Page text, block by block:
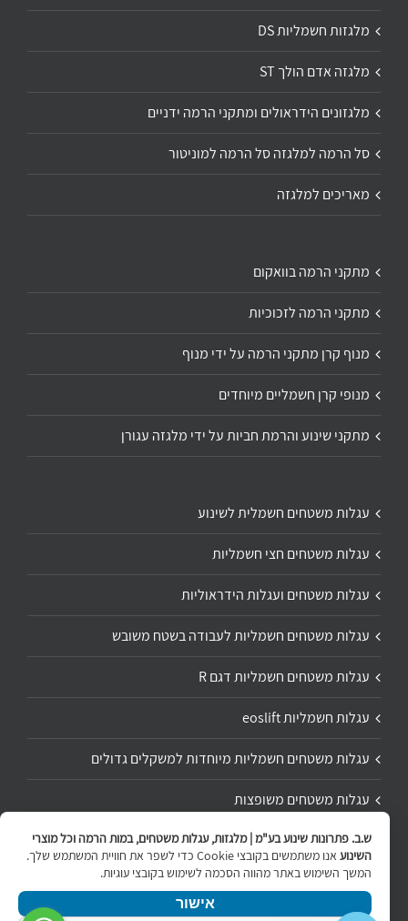
מלגזות חשמליות DS
מלגזה אדם הולך ST
מלגזונים הידראולים ומתקני הרמה ידניים
סל הרמה למלגזה סל הרמה למוניטור
מאריכים למלגזה
מתקני הרמה בוואקום
מתקני הרמה לזכוכיות
מנוף קרן מתקני הרמה על ידי מנוף
מנופי קרן חשמליים מיוחדים
מתקני שינוע והרמת חביות על ידי מלגזה עגורן
עגלות משטחים חשמלית לשינוע
עגלות משטחים חצי חשמליות
עגלות משטחים ועגלות הידראוליות
עגלות משטחים חשמליות לעבודה בשטח משובש
עגלות משטחים חשמליות דגם R
עגלות חשמליות eoslift
עגלות משטחים חשמליות מיוחדות למשקלים גדולים
עגלות משטחים משופצות
תיקון ושיפוץ עגלת משטחים
ש.ב. פתרונות שינוע בע"מ | מלגזות, עגלות משטחים, במות הרמה וכל מוצרי
השינוע
אנו משתמשים בקובצי Cookie כדי לשפר את חוויית המשתמש שלך.
המשך השימוש באתר מהווה הסכמה לשימוש בקובצי עוגיות.
אישור